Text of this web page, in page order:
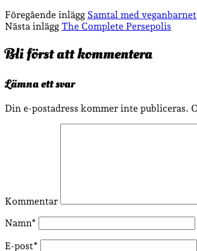
Föregående inlägg Samtal med veganbarnet
Nästa inlägg The Complete Persepolis
Bli först att kommentera
Lämna ett svar
Din e-postadress kommer inte publiceras.
Kommentar
Namn*
E-post*